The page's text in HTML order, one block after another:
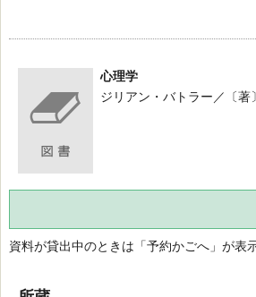
心理学
ジリアン・バトラー／〔
資料が貸出中のときは「予約かごへ」が表